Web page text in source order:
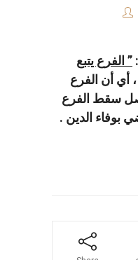
” الفرع يتبع
، أي أن الفرع
سقط الفرع
بوفاء الدين .